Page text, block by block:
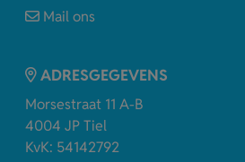
Mail ons
ADRESGEGEVENS
Morsestraat 11 A-B
4004 JP Tiel
KvK: 54142792